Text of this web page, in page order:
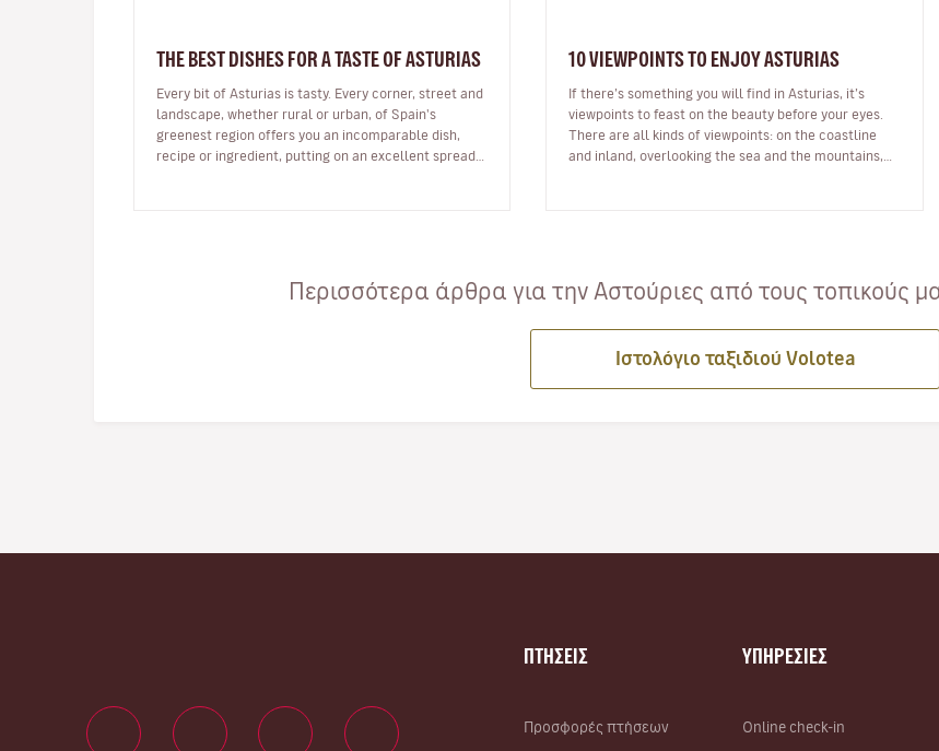
THE BEST DISHES FOR A TASTE OF ASTURIAS
Every bit of Asturias is tasty. Every corner, street and
landscape, whether rural or urban, of Spain's
greenest region offers you an incomparable dish,
recipe or ingredient, putting on an excellent spread
10 VIEWPOINTS TO ENJOY ASTURIAS
If there’s something you will find in Asturias, it’s
viewpoints to feast on the beauty before your eyes.
There are all kinds of viewpoints: on the coastline
and inland, overlooking the sea and the mountains,
Περισσότερα άρθρα για την Αστούριες από τους τοπικούς
Ιστολόγιο ταξιδιού Volotea
ΠΤΗΣΕΙΣ
Προσφορές πτήσεων
ΥΠΗΡΕΣΙΕΣ
Online check-in